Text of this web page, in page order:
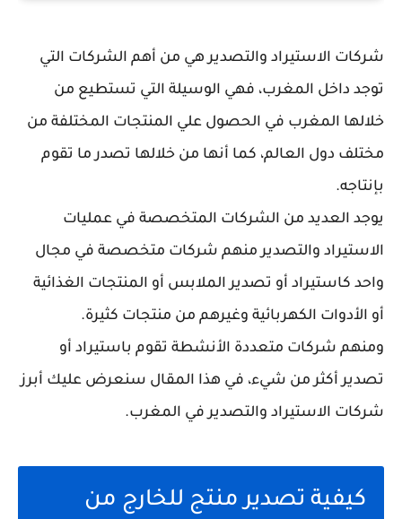
شركات الاستيراد والتصدير هي من أهم الشركات التي
توجد داخل المغرب، فهي الوسيلة التي تستطيع من
خلالها المغرب في الحصول علي المنتجات المختلفة من
مختلف دول العالم، كما أنها من خلالها تصدر ما تقوم
بإنتاجه.
يوجد العديد من الشركات المتخصصة في عمليات
الاستيراد والتصدير منهم شركات متخصصة في مجال
واحد كاستيراد أو تصدير الملابس أو المنتجات الغذائية
أو الأدوات الكهربائية وغيرهم من منتجات كثيرة.
ومنهم شركات متعددة الأنشطة تقوم باستيراد أو
تصدير أكثر من شيء، في هذا المقال سنعرض عليك أبرز
شركات الاستيراد والتصدير في المغرب.
كيفية تصدير منتج للخارج من